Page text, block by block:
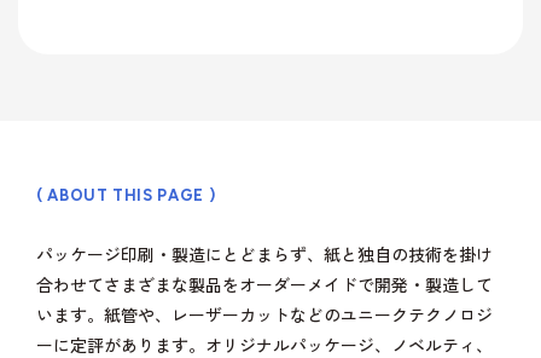
( ABOUT THIS PAGE )
パッケージ印刷・製造にとどまらず、紙と独自の技術を掛け
合わせてさまざまな製品をオーダーメイドで開発・製造して
います。紙管や、レーザーカットなどのユニークテクノロジ
ーに定評があります。オリジナルパッケージ、ノベルティ、